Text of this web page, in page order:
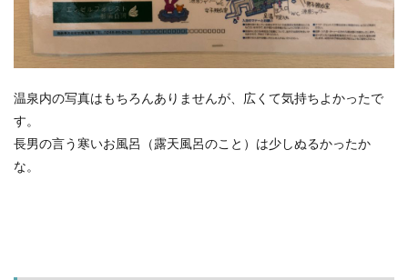
温泉内の写真はもちろんありませんが、広くて気持ちよかったで
す。
長男の言う寒いお風呂（露天風呂のこと）は少しぬるかったか
な。